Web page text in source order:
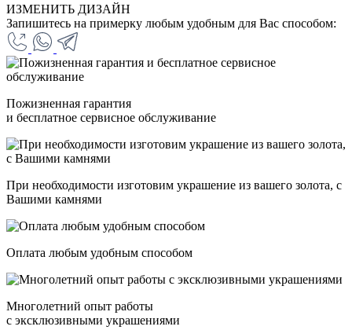
ИЗМЕНИТЬ ДИЗАЙН
Запишитесь на примерку любым удобным для Вас способом:
Пожизненная гарантия
и бесплатное сервисное обслуживание
При необходимости изготовим украшение из вашего золота, с
Вашими камнями
Оплата любым удобным способом
Многолетний опыт работы
с эксклюзивными украшениями